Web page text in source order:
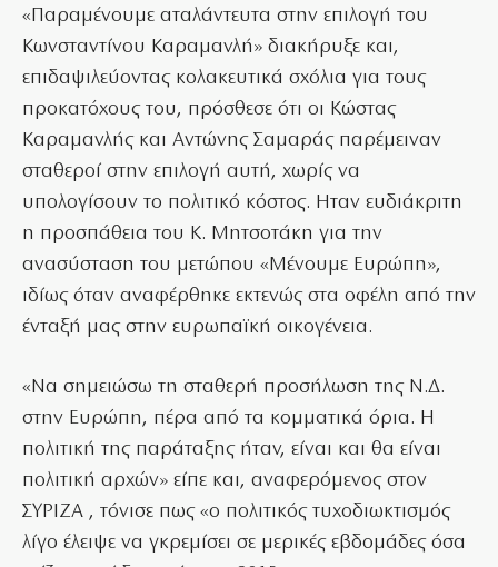
«Παραμένουμε αταλάντευτα στην επιλογή του
Κωνσταντίνου Καραμανλή» διακήρυξε και,
επιδαψιλεύοντας κολακευτικά σχόλια για τους
προκατόχους του, πρόσθεσε ότι οι Κώστας
Καραμανλής και Αντώνης Σαμαράς παρέμειναν
σταθεροί στην επιλογή αυτή, χωρίς να
υπολογίσουν το πολιτικό κόστος. Ηταν ευδιάκριτη
η προσπάθεια του Κ. Μητσοτάκη για την
ανασύσταση του μετώπου «Μένουμε Ευρώπη»,
ιδίως όταν αναφέρθηκε εκτενώς στα οφέλη από την
ένταξή μας στην ευρωπαϊκή οικογένεια.
«Να σημειώσω τη σταθερή προσήλωση της Ν.Δ.
στην Ευρώπη, πέρα από τα κομματικά όρια. Η
πολιτική της παράταξης ήταν, είναι και θα είναι
πολιτική αρχών» είπε και, αναφερόμενος στον
ΣΥΡΙΖΑ , τόνισε πως «ο πολιτικός τυχοδιωκτισμός
λίγο έλειψε να γκρεμίσει σε μερικές εβδομάδες όσα